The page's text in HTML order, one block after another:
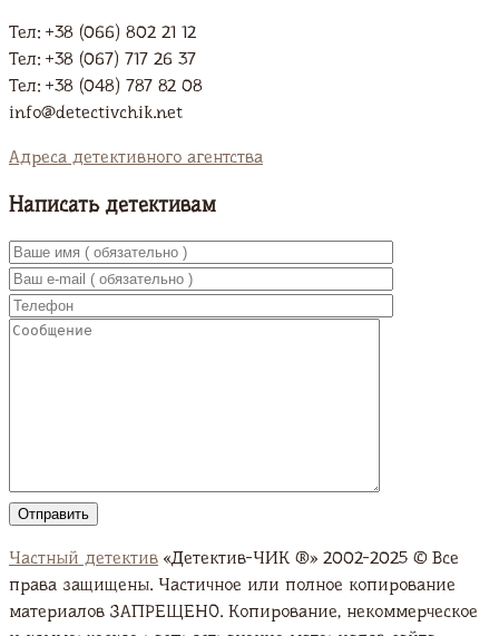
Тел: +38 (066) 802 21 12
Тел: +38 (067) 717 26 37
Тел: +38 (048) 787 82 08
info@detectivchik.net
Адреса детективного агентства
Написать детективам
Частный детектив «Детектив-ЧИК ®» 2002-2025 © Все
права защищены. Частичное или полное копирование
материалов ЗАПРЕЩЕНО. Копирование, некоммерческое